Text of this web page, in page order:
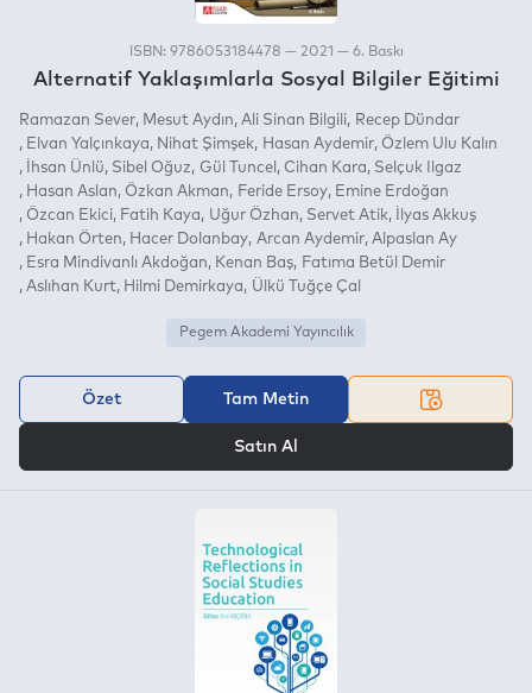
ISBN: 9786053184478 — 2021 — 6. Baskı
Alternatif Yaklaşımlarla Sosyal Bilgiler Eğitimi
Ramazan Sever Mesut Aydın Ali Sinan Bilgili
Recep Dündar
Elvan Yalçınkaya
Nihat Şimşek Hasan Aydemir Özlem Ulu Kalın
İhsan Ünlü
Sibel Oğuz Gül Tuncel Cihan Kara
Selçuk Ilgaz
Hasan Aslan
Özkan Akman Feride Ersoy
Emine Erdoğan
Özcan Ekici
Fatih Kaya Uğur Özhan Servet Atik
İlyas Akkuş
Hakan Örten
Hacer Dolanbay Arcan Aydemir Alpaslan Ay
Esra Mindivanlı Akdoğan
Kenan Baş
Fatıma Betül Demir
Aslıhan Kurt
Hilmi Demirkaya Ülkü Tuğçe Çal
Pegem Akademi Yayıncılık
Özet Tam Metin
Satın Al